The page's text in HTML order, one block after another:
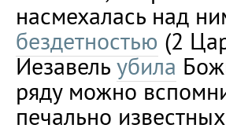
насмехалась над
бездетностью (2
Иезавельубила
ряду можно
печально